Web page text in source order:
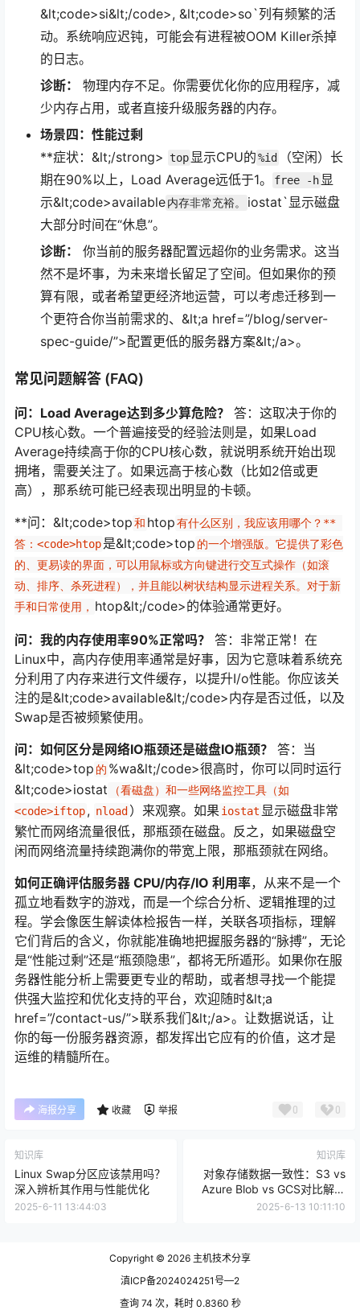
&lt;code>si&lt;/code>, &lt;code>so`列有频繁的活
动。系统响应迟钝，可能会有进程被OOM Killer杀掉
的日志。
诊断：
物理内存不足。你需要优化你的应用程序，减
少内存占用，或者直接升级服务器的内存。
场景四：性能过剩
**症状：&lt;/strong> top 显示CPU的%id
（空闲）长
期在90%以上，Load Average远低于1。
free -h 显
示&lt;code>available内存非常充裕。
iostat`显示磁盘
大部分时间在“休息”。
诊断：
你当前的服务器配置远超你的业务需求。这当
然不是坏事，为未来增长留足了空间。但如果你的预
算有限，或者希望更经济地运营，可以考虑迁移到一
个更符合你当前需求的、&lt;a href=”/blog/server-
spec-guide/”>配置更低的服务器方案&lt;/a>。
常见问题解答 (FAQ)
问：Load Average达到多少算危险？
答：这取决于你的
CPU核心数。一个普遍接受的经验法则是，如果Load
Average持续高于你的CPU核心数，就说明系统开始出现
拥堵，需要关注了。如果远高于核心数（比如2倍或更
高），那系统可能已经表现出明显的卡顿。
**问：&lt;code>top和 htop有什么区别，我应该用哪个？**
答：<code>htop是&lt;code>top 的一个增强版。它提供了彩色
的、更易读的界面，可以用鼠标或方向键进行交互式操作（如滚
动、排序、杀死进程），并且能以树状结构显示进程关系。对于新
手和日常使用， htop&lt;/code>的体验通常更好。
问：我的内存使用率90%正常吗？
答：非常正常！在
Linux中，高内存使用率通常是好事，因为它意味着系统充
分利用了内存来进行文件缓存，以提升I/o性能。你应该关
注的是&lt;code>available&lt;/code>内存是否过低，以及
Swap是否被频繁使用。
问：如何区分是网络IO瓶颈还是磁盘IO瓶颈？
答：当
&lt;code>top 的 %wa&lt;/code>很高时，你可以同时运行
&lt;code>iostat
（看磁盘）和一些网络监控工具（如
<code>iftop, nload ）来观察。如果 iostat 显示磁盘非常
繁忙而网络流量很低，那瓶颈在磁盘。反之，如果磁盘空
闲而网络流量持续跑满你的带宽上限，那瓶颈就在网络。
如何正确评估服务器 CPU/内存/IO 利用率，从来不是一个
孤立地看数字的游戏，而是一个综合分析、逻辑推理的过
程。学会像医生解读体检报告一样，关联各项指标，理解
它们背后的含义，你就能准确地把握服务器的“脉搏”，无论
是“性能过剩”还是“瓶颈隐患”，都将无所遁形。如果你在服
务器性能分析上需要更专业的帮助，或者想寻找一个能提
供强大监控和优化支持的平台，欢迎随时&lt;a
href=”/contact-us/”>联系我们&lt;/a>。让数据说话，让
你的每一份服务器资源，都发挥出它应有的价值，这才是
运维的精髓所在。
海报分享 收藏 举报 0 0
知识库
Linux Swap分区应该禁用吗？
深入辨析其作用与性能优化
2025-6-11 13:44:03
知识库
对象存储数据一致性：S3 vs
Azure Blob vs GCS对比解析
(2025)
2025-6-13 10:11:10
Copyright © 2026 主机技术分享
滇ICP备2024024251号—2
查询 74 次，耗时 0.8360 秒